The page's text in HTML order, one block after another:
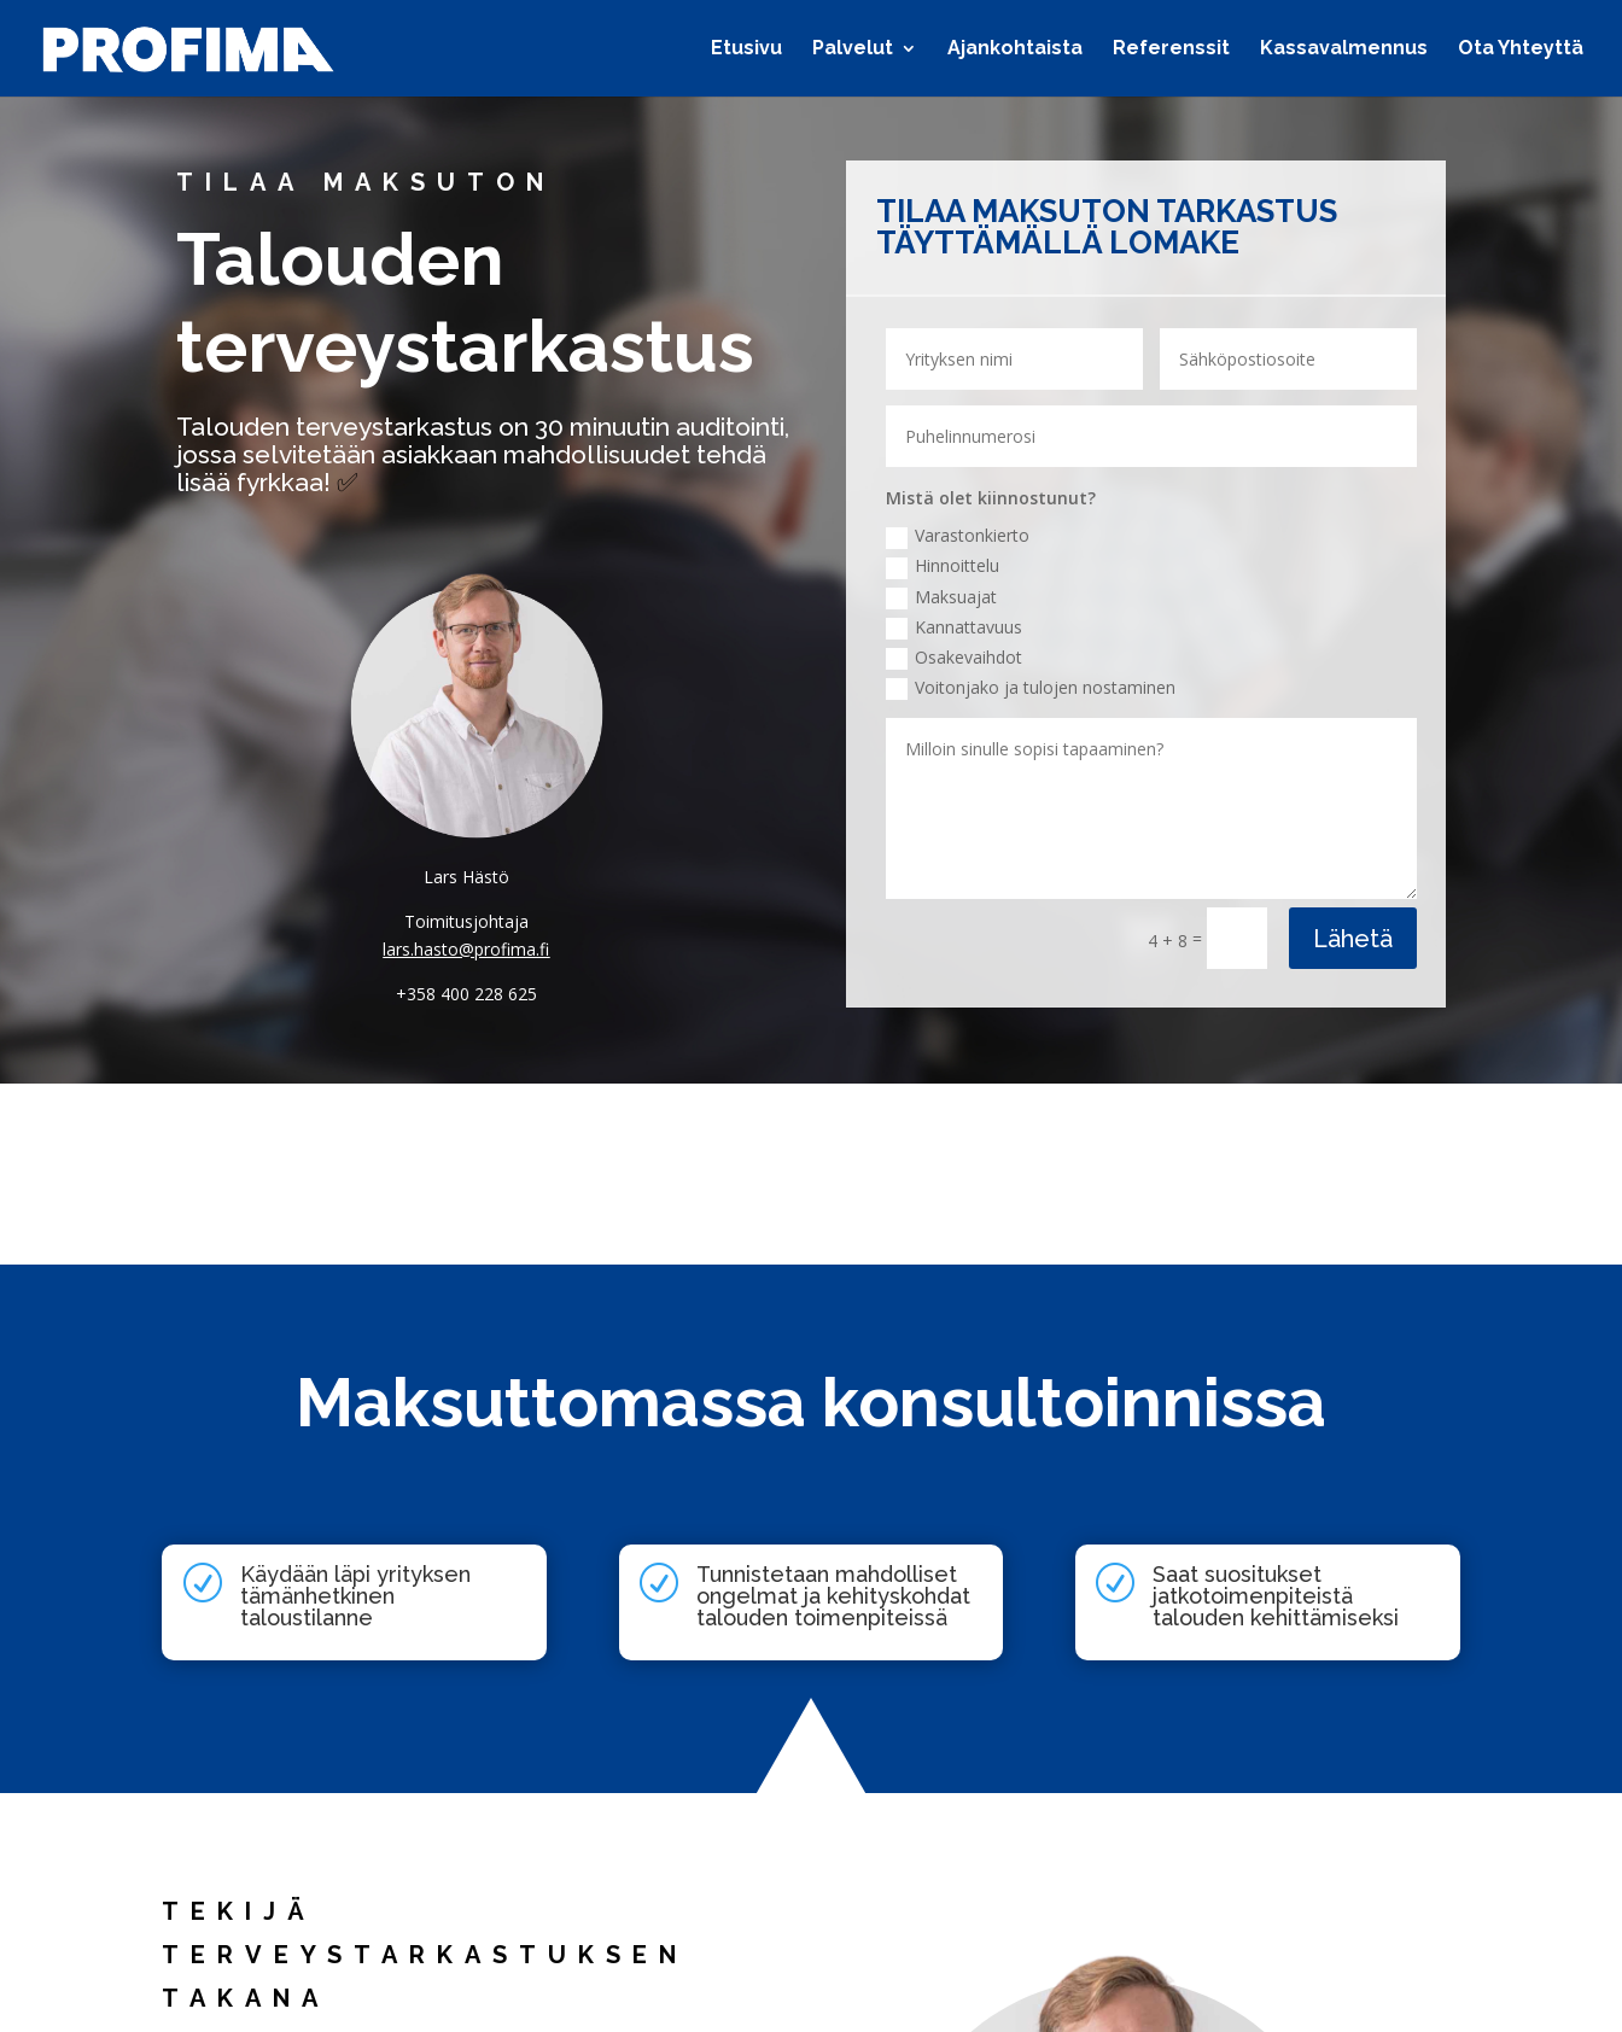
Etusivu Palvelut Ajankohtaista Referenssit Kassavalmennus Ota Yhteyttä
TILAA MAKSUTON
Talouden
terveystarkastus
Talouden terveystarkastus on 30 minuutin auditointi,
jossa selvitetään asiakkaan mahdollisuudet tehdä
lisää fyrkkaa!✅
Lars Hästö
Toimitusjohtaja
lars.hasto@profima.fi
+358 400 228 625
TILAA MAKSUTON TARKASTUS
TÄYTTÄMÄLLÄ LOMAKE
Mistä olet kiinnostunut?
Varastonkierto
Hinnoittelu
Maksuajat
Kannattavuus
Osakevaihdot
Voitonjako ja tulojen nostaminen
4 + 8 = Lähetä
Maksuttomassa konsultoinnissa
R
Käydään läpi yrityksen
tämänhetkinen
taloustilanne
R
Tunnistetaan mahdolliset
ongelmat ja kehityskohdat
talouden toimenpiteissä
R
Saat suositukset
jatkotoimenpiteistä
talouden kehittämiseksi
TEKIJÄ
TERVEYSTARKASTUKSEN
TAKANA